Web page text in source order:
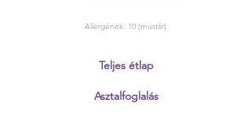
Allergének: 10 (mustár)
Teljes étlap
Asztalfoglalás